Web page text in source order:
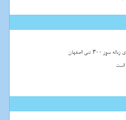
تنی اصفهان
است